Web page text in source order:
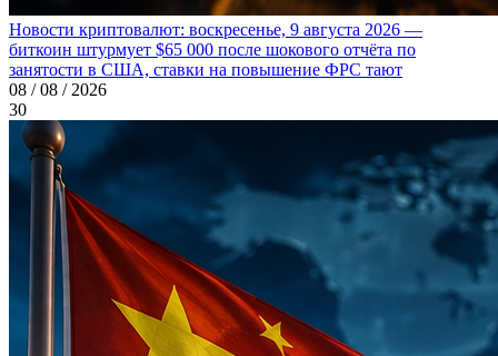
Новости криптовалют: воскресенье, 9 августа 2026 —
биткоин штурмует $65 000 после шокового отчёта по
занятости в США, ставки на повышение ФРС тают
08 / 08 / 2026
30